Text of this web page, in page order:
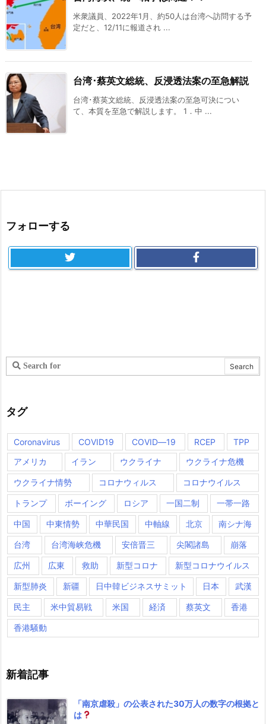
米衆議員、2022年1月、約50人は台湾へ訪問する予
定だと、12/11に報道され ...
台湾･蔡英文総統、反浸透法案の至急解説
台湾･蔡英文総統、反浸透法案の至急可決につい
て、本質を至急で解説します。 1．中 ...
フォローする
タグ
Coronavirus COVID19 COVID―19 RCEP
TPP
アメリカ
イラン ウクライナ ウクライナ危機
ウクライナ情勢 コロナウィルス コロナウイルス
トランプ ボーイング ロシア 一国二制 一帯一路
中国 中東情勢 中華民国 中軸線 北京 南シナ海
台湾 台湾海峡危機 安倍晋三 尖閣諸島 崩落
広州 広東 救助 新型コロナ 新型コロナウイルス
新型肺炎 新疆 日中韓ビジネスサミット 日本 武漢
民主 米中貿易戦 米国 経済 蔡英文 香港
香港騒動
新着記事
「南京虐殺」の公表された30万人の数字の根拠と
は